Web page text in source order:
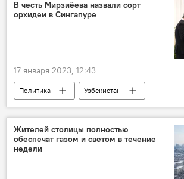
В честь Мирзиёева назвали сорт
орхидеи в Сингапуре
17 января 2023, 12:43
Политика
Узбекистан
Шавкат Мирзиёев
Сингапур
Жителей столицы полностью
обеспечат газом и светом в течение
недели